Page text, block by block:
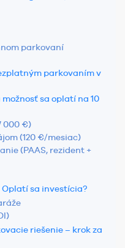
parkovaní
parkovaním v
sa oplatí na 10
000 €)
(120 €/mesiac)
(PAAS, rezident +
sa investícia?
riešenie – krok za